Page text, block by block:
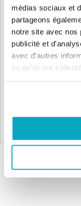
médias sociaux et
partageons
notre site avec nos
publicité et
avec d'autres
ou qu'ils ont
Commande éclairage
TT2L
Non